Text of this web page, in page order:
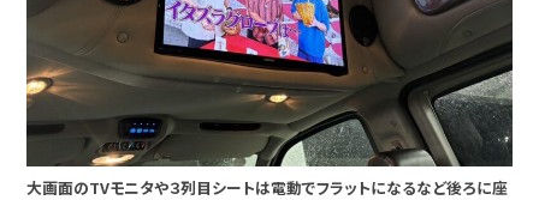
大画面のTVモニタや３列目シートは電動でフラットになるなど後ろに座